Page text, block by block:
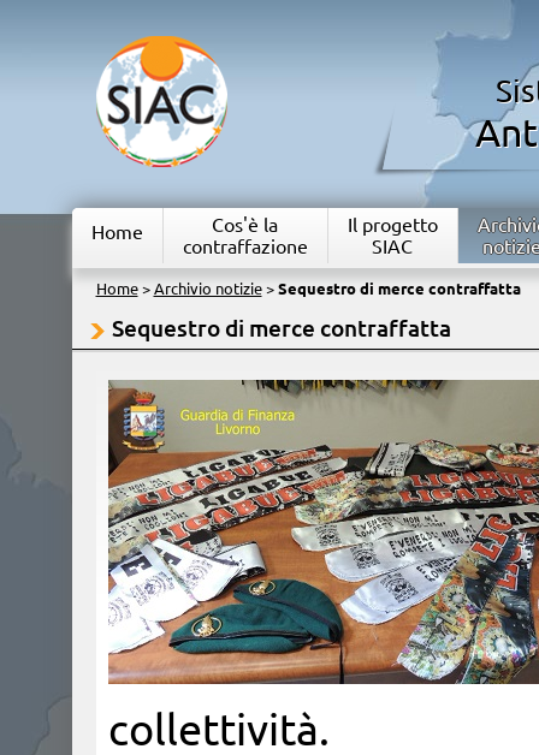
Home
Cos'è la
contraffazione
Il progetto
SIAC
Home> Archivio notizie> Sequestro di merce contraffatta
Sequestro di merce contraffatta
collettività.